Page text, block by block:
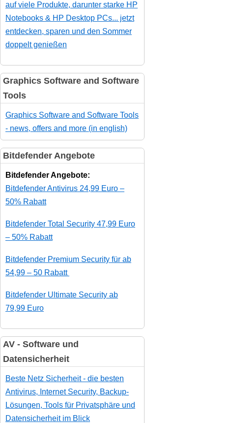
auf viele Produkte, darunter starke HP
Notebooks & HP Desktop PCs... jetzt
entdecken, sparen und den Sommer
doppelt genießen
Graphics Software and Software
Tools
Graphics Software and Software Tools
- news, offers and more (in english)
Bitdefender Angebote
Bitdefender Angebote:
Bitdefender Antivirus 24,99 Euro –
50% Rabatt
Bitdefender Total Security 47,99 Euro
– 50% Rabatt
Bitdefender Premium Security für ab
54,99 – 50 Rabatt
Bitdefender Ultimate Security ab
79,99 Euro
AV - Software und
Datensicherheit
Beste Netz Sicherheit - die besten
Antivirus, Internet Security, Backup-
Lösungen, Tools für Privatsphäre und
Datensicherheit im Blick